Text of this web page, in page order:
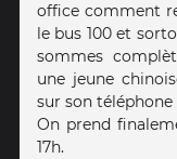
office comment
le bus 100 et
sommes
une jeune
sur son
On prend
17h.